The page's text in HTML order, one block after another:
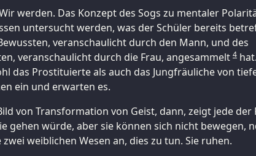
werden. Das Konzept des Sogs zu mentaler
untersucht werden, was der Schüler bereits
veranschaulicht durch den Mann, und des
veranschaulicht durch die Frau, angesammelt 4
das Prostituierte als auch das Jungfräuliche von
ein und erwarten es.
von Transformation von Geist, dann, zeigt jede der
gehen würde, aber sie können sich nicht bewegen,
weiblichen Wesen an, dies zu tun. Sie ruhen.